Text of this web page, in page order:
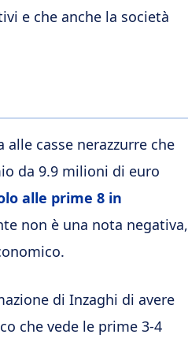
e che anche la società
casse nerazzurre che
da 9.9 milioni di euro
alle prime 8 in
non è una nota negativa,
di Inzaghi di avere
che vede le prime 3-4